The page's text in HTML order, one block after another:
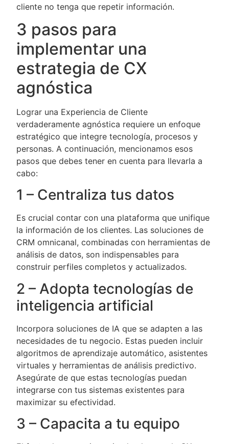
cliente no tenga que repetir información.
3 pasos para
implementar una
estrategia de CX
agnóstica
Lograr una Experiencia de Cliente
verdaderamente agnóstica requiere un enfoque
estratégico que integre tecnología, procesos y
personas. A continuación, mencionamos esos
pasos que debes tener en cuenta para llevarla a
cabo:
1 – Centraliza tus datos
Es crucial contar con una plataforma que unifique
la información de los clientes. Las soluciones de
CRM omnicanal, combinadas con herramientas de
análisis de datos, son indispensables para
construir perfiles completos y actualizados.
2 – Adopta tecnologías de
inteligencia artificial
Incorpora soluciones de IA que se adapten a las
necesidades de tu negocio. Estas pueden incluir
algoritmos de aprendizaje automático, asistentes
virtuales y herramientas de análisis predictivo.
Asegúrate de que estas tecnologías puedan
integrarse con tus sistemas existentes para
maximizar su efectividad.
3 – Capacita a tu equipo